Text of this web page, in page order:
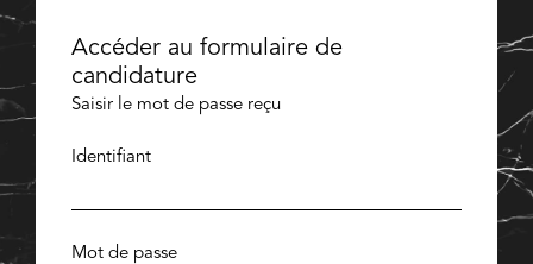
Accéder au formulaire de
candidature
Saisir le mot de passe reçu
Identifiant
Mot de passe